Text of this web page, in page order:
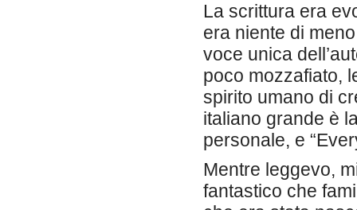
La scrittura era
era niente di
voce unica
poco mozzafiato,
spirito umano di
italiano grande è
personale, e
Mentre leggevo,
fantastico che